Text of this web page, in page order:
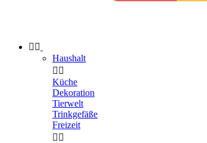
 
Haushalt
 
Küche
Dekoration
Tierwelt
Trinkgefäße
Freizeit
 